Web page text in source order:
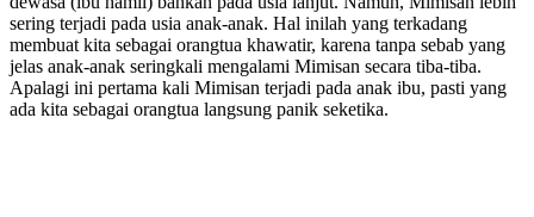
sering terjadi pada usia anak-anak. Hal inilah yang terkadang
membuat kita sebagai orangtua khawatir, karena tanpa sebab yang
jelas anak-anak seringkali mengalami Mimisan secara tiba-tiba.
Apalagi ini pertama kali Mimisan terjadi pada anak ibu, pasti yang
ada kita sebagai orangtua langsung panik seketika.